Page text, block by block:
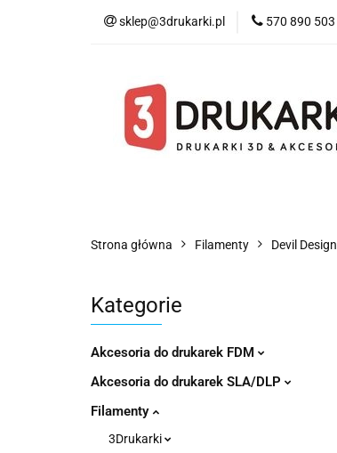
sklep@3drukarki.pl 570 890 503
Blog
Strona główna Filamenty Devil Design
Kategorie
Akcesoria do drukarek FDM
Akcesoria do drukarek SLA/DLP
Filamenty
3Drukarki